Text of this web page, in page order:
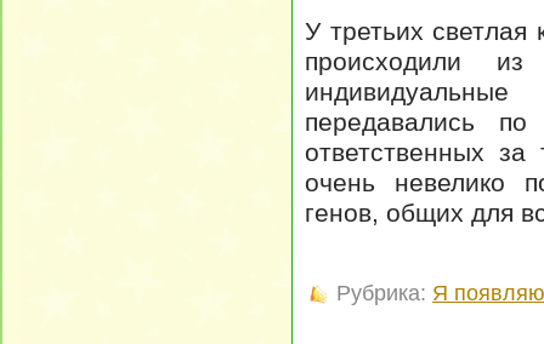
У третьих
происходили
передавались
ответственных
очень невелико
генов, общих для
Рубрика: Я